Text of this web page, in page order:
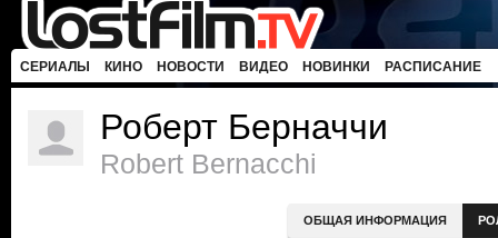
СЕРИАЛЫ КИНО НОВОСТИ ВИДЕО НОВИНКИ РАСПИСАНИЕ
Роберт Берначчи
Robert Bernacchi
ОБЩАЯ ИНФОРМАЦИЯ